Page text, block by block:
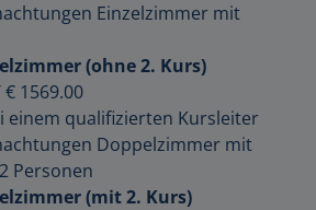
Einzelzimmer mit
(ohne 2. Kurs)
€ 1569.00
einem qualifizierten Kursleiter
Doppelzimmer mit
Personen
(mit 2. Kurs)